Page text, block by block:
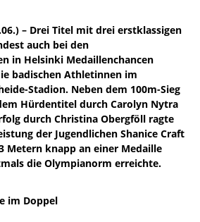
– Drei Titel mit drei erstklassigen
auch bei den
in Helsinki Medaillenchancen
badischen Athletinnen im
Stadion. Neben dem 100m-Sieg
Hürdentitel durch Carolyn Nytra
durch Christina Obergföll ragte
der Jugendlichen Shanice Craft
Metern knapp an einer Medaille
die Olympianorm erreichte.
im Doppel